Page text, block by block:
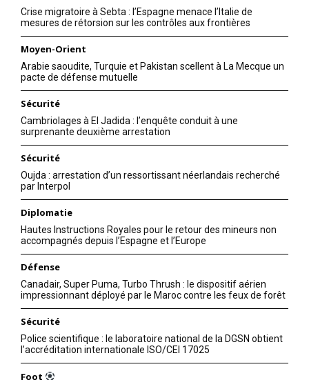
Crise migratoire à Sebta : l’Espagne menace l’Italie de
mesures de rétorsion sur les contrôles aux frontières
Moyen-Orient
Arabie saoudite, Turquie et Pakistan scellent à La Mecque un
pacte de défense mutuelle
Sécurité
Cambriolages à El Jadida : l’enquête conduit à une
surprenante deuxième arrestation
Sécurité
Oujda : arrestation d’un ressortissant néerlandais recherché
par Interpol
Diplomatie
Hautes Instructions Royales pour le retour des mineurs non
accompagnés depuis l’Espagne et l’Europe
Défense
Canadair, Super Puma, Turbo Thrush : le dispositif aérien
impressionnant déployé par le Maroc contre les feux de forêt
Sécurité
Police scientifique : le laboratoire national de la DGSN obtient
l’accréditation internationale ISO/CEI 17025
Foot